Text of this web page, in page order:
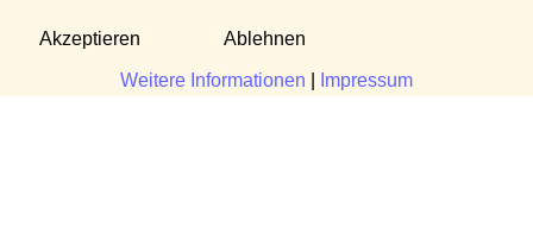
Akzeptieren Ablehnen
Weitere Informationen Impressum